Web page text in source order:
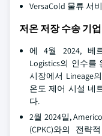
VersaCold 물류 서
저온 저장 수송 기
에 4월 2024, 베
Logistics의 인수를
시장에서 Lineage
온도 제어 시설 네
다.
2월 2024일,
(CPKC)와의 전략